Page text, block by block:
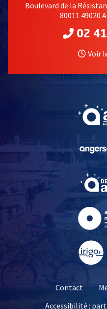
Boulevard de la
80011 49020
02
Voir
Contact
Accessibilité :